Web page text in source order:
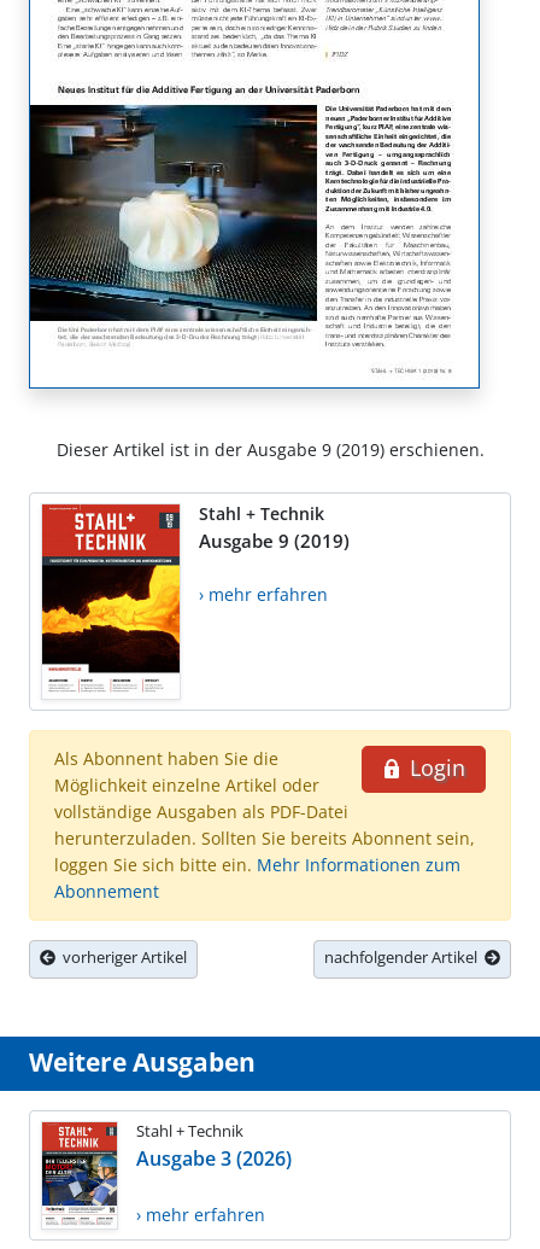
Dieser Artikel ist in der Ausgabe 9 (2019) erschienen.
Stahl + Technik
Ausgabe 9 (2019)
› mehr erfahren
Login
Als Abonnent haben Sie die
Möglichkeit einzelne Artikel oder
vollständige Ausgaben als PDF-Datei
herunterzuladen. Sollten Sie bereits Abonnent sein,
loggen Sie sich bitte ein. Mehr Informationen zum
Abonnement
vorheriger Artikel nachfolgender Artikel
Weitere Ausgaben
Stahl + Technik
Ausgabe 3 (2026)
› mehr erfahren